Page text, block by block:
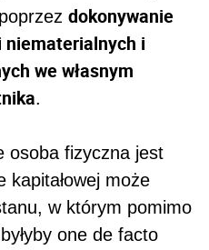
dokonywanie
i
we własnym
.
osoba fizyczna jest
kapitałowej może
w którym pomimo
one de facto